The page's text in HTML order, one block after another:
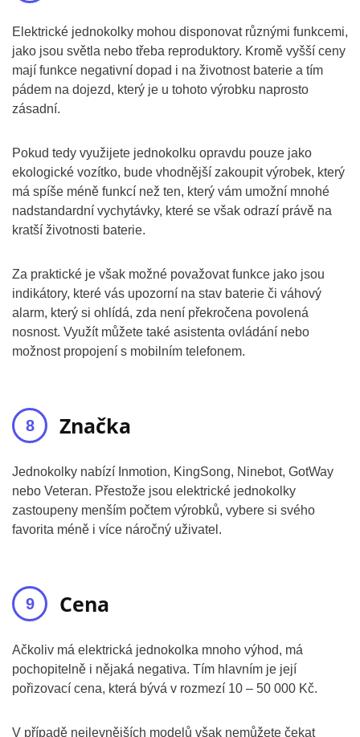
Elektrické jednokolky mohou disponovat různými funkcemi,
jako jsou světla nebo třeba reproduktory. Kromě vyšší ceny
mají funkce negativní dopad i na životnost baterie a tím
pádem na dojezd, který je u tohoto výrobku naprosto
zásadní.
Pokud tedy využijete jednokolku opravdu pouze jako
ekologické vozítko, bude vhodnější zakoupit výrobek, který
má spíše méně funkcí než ten, který vám umožní mnohé
nadstandardní vychytávky, které se však odrazí právě na
kratší životnosti baterie.
Za praktické je však možné považovat funkce jako jsou
indikátory, které vás upozorní na stav baterie či váhový
alarm, který si ohlídá, zda není překročena povolená
nosnost. Využít můžete také asistenta ovládání nebo
možnost propojení s mobilním telefonem.
Značka
Jednokolky nabízí Inmotion, KingSong, Ninebot, GotWay
nebo Veteran. Přestože jsou elektrické jednokolky
zastoupeny menším počtem výrobků, vybere si svého
favorita méně i více náročný uživatel.
Cena
Ačkoliv má elektrická jednokolka mnoho výhod, má
pochopitelně i nějaká negativa. Tím hlavním je její
pořizovací cena, která bývá v rozmezí 10 – 50 000 Kč.
V případě nejlevnějších modelů však nemůžete čekat